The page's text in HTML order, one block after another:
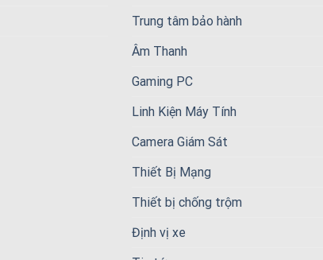
Trung tâm bảo hành
Âm Thanh
Gaming PC
Linh Kiện Máy Tính
Camera Giám Sát
Thiết Bị Mạng
Thiết bị chống trộm
Định vị xe